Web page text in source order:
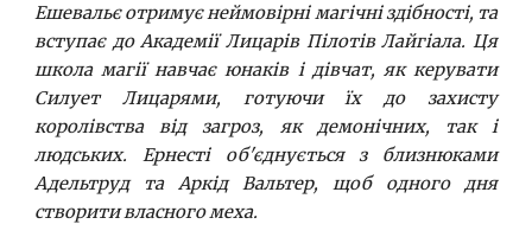
Ешевальє отримує неймовірні магічні здібності, та
вступає до Академії Лицарів Пілотів Лайгіала. Ця
школа магії навчає юнаків і дівчат, як керувати
Силует Лицарями, готуючи їх до захисту
королівства від загроз, як демонічних, так і
людських. Ернесті об'єднується з близнюками
Адельтруд та Аркід Вальтер, щоб одного дня
створити власного меха.